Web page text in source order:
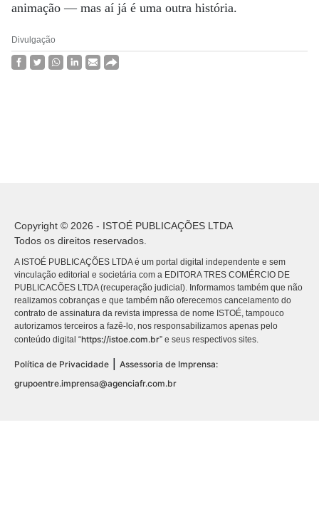
animação — mas aí já é uma outra história.
Divulgação
Copyright © 2026 - ISTOÉ PUBLICAÇÕES LTDA
Todos os direitos reservados.
A ISTOÉ PUBLICAÇÕES LTDA é um portal digital independente e sem
vinculação editorial e societária com a EDITORA TRES COMÉRCIO DE
PUBLICACÕES LTDA (recuperação judicial). Informamos também que não
realizamos cobranças e que também não oferecemos cancelamento do
contrato de assinatura da revista impressa de nome ISTOÉ, tampouco
autorizamos terceiros a fazê-lo, nos responsabilizamos apenas pelo
conteúdo digital “https://istoe.com.br” e seus respectivos sites.
Política de Privacidade
Assessoria de Imprensa:
grupoentre.imprensa@agenciafr.com.br